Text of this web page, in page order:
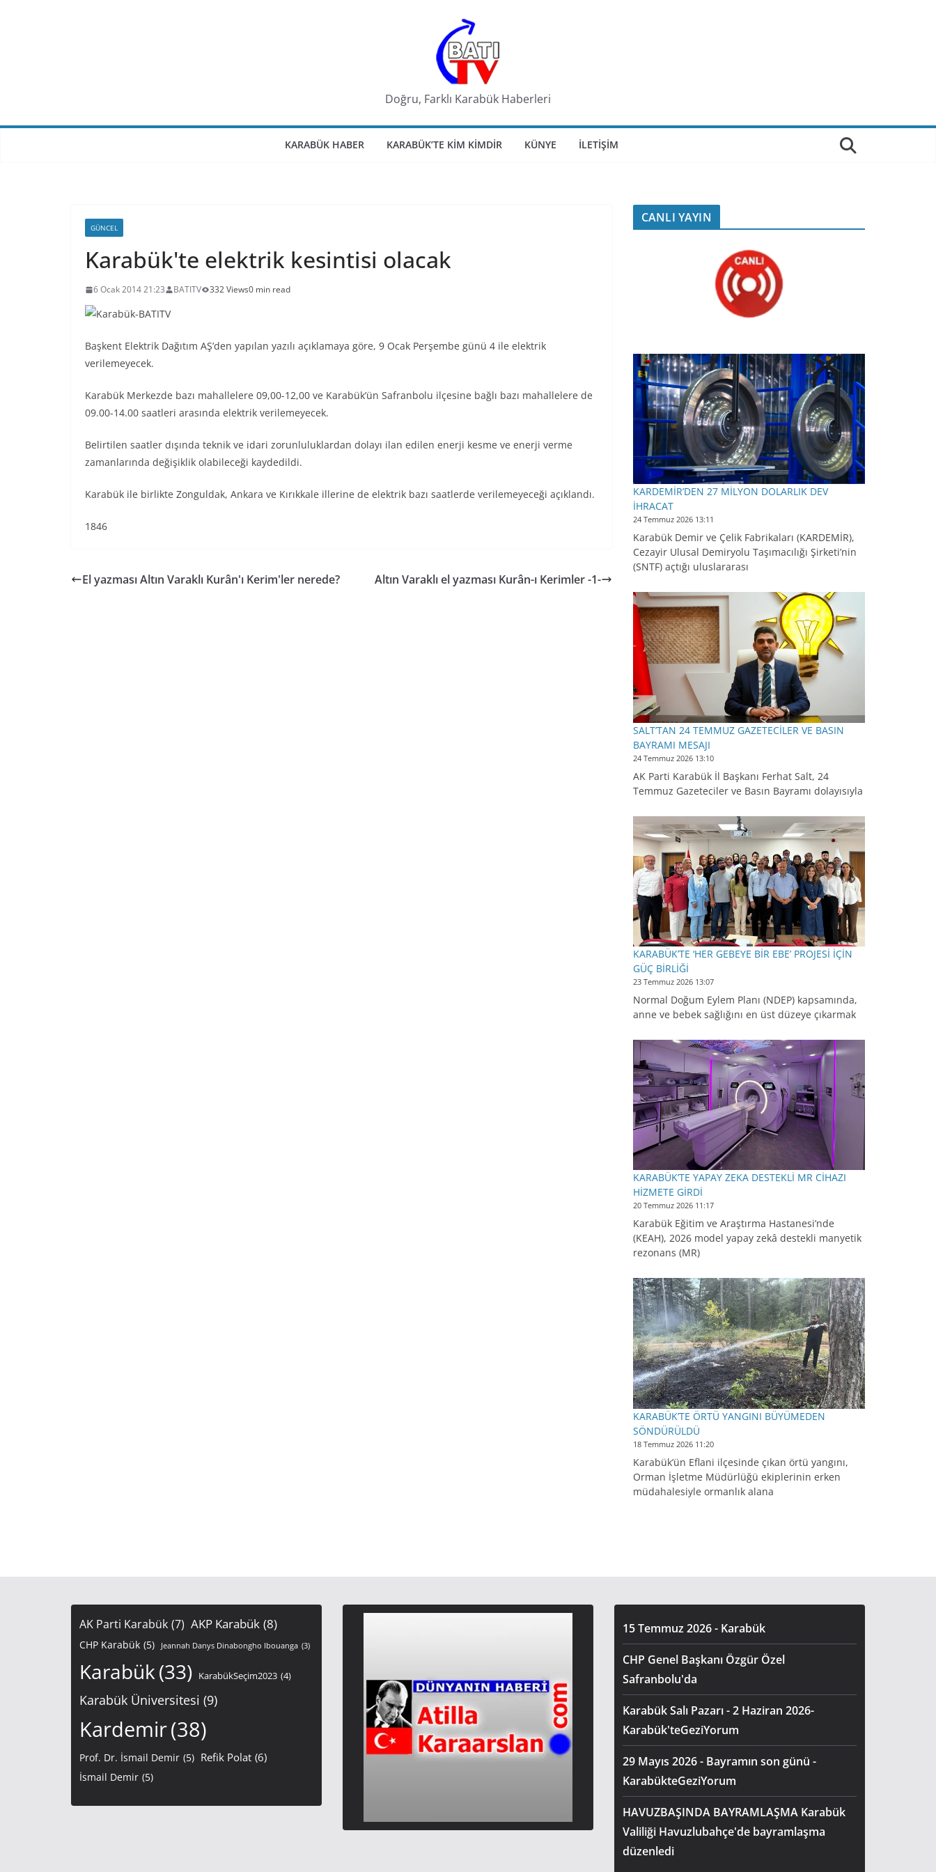
Doğru, Farklı Karabük Haberleri
KARABÜK HABER KARABÜK’TE KIM KIMDIR KÜNYE İLETIŞIM
GÜNCEL
Karabük'te elektrik kesintisi olacak
6 Ocak 2014 21:23 BATITV 332 Views0 min read
Başkent Elektrik Dağıtım AŞ’den yapılan yazılı açıklamaya göre, 9 Ocak Perşembe günü 4 ile elektrik
verilemeyecek.
Karabük Merkezde bazı mahallelere 09,00-12,00 ve Karabük’ün Safranbolu ilçesine bağlı bazı mahallelere de
09.00-14.00 saatleri arasında elektrik verilemeyecek.
Belirtilen saatler dışında teknik ve idari zorunluluklardan dolayı ilan edilen enerji kesme ve enerji verme
zamanlarında değişiklik olabileceği kaydedildi.
Karabük ile birlikte Zonguldak, Ankara ve Kırıkkale illerine de elektrik bazı saatlerde verilemeyeceği açıklandı.
1846
El yazması Altın Varaklı Kurân'ı Kerim'ler nerede? Altın Varaklı el yazması Kurân-ı Kerimler -1-
CANLI YAYIN
KARDEMİR’DEN 27 MİLYON DOLARLIK DEV
İHRACAT
24 Temmuz 2026 13:11
Karabük Demir ve Çelik Fabrikaları (KARDEMİR),
Cezayir Ulusal Demiryolu Taşımacılığı Şirketi’nin
(SNTF) açtığı uluslararası
SALT’TAN 24 TEMMUZ GAZETECİLER VE BASIN
BAYRAMI MESAJI
24 Temmuz 2026 13:10
AK Parti Karabük İl Başkanı Ferhat Salt, 24
Temmuz Gazeteciler ve Basın Bayramı dolayısıyla
KARABÜK’TE ‘HER GEBEYE BİR EBE’ PROJESİ İÇİN
GÜÇ BİRLİĞİ
23 Temmuz 2026 13:07
Normal Doğum Eylem Planı (NDEP) kapsamında,
anne ve bebek sağlığını en üst düzeye çıkarmak
KARABÜK’TE YAPAY ZEKA DESTEKLİ MR CİHAZI
HİZMETE GİRDİ
20 Temmuz 2026 11:17
Karabük Eğitim ve Araştırma Hastanesi’nde
(KEAH), 2026 model yapay zekâ destekli manyetik
rezonans (MR)
KARABÜK’TE ÖRTÜ YANGINI BÜYÜMEDEN
SÖNDÜRÜLDÜ
18 Temmuz 2026 11:20
Karabük’ün Eflani ilçesinde çıkan örtü yangını,
Orman İşletme Müdürlüğü ekiplerinin erken
müdahalesiyle ormanlık alana
AK Parti Karabük (7) AKP Karabük (8)
CHP Karabük (5) Jeannah Danys Dinabongho Ibouanga (3)
Karabük(33) KarabükSeçim2023 (4)
Karabük Üniversitesi (9)
Kardemir(38)
Prof. Dr. İsmail Demir (5) Refik Polat (6)
İsmail Demir (5)
15 Temmuz 2026 - Karabük
CHP Genel Başkanı Özgür Özel
Safranbolu'da
Karabük Salı Pazarı - 2 Haziran 2026-
Karabük'teGeziYorum
29 Mayıs 2026 - Bayramın son günü -
KarabükteGeziYorum
HAVUZBAŞINDA BAYRAMLAŞMA Karabük
Valiliği Havuzlubahçe'de bayramlaşma
düzenledi